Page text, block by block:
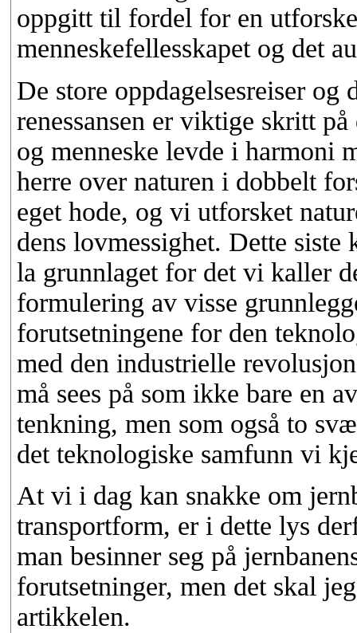
oppgitt til fordel for en
menneskefellesskapet og det
De store oppdagelsesreiser
renessansen er viktige skritt
og menneske levde i harmoni
herre over naturen i dobbelt
eget hode, og vi utforsket
dens lovmessighet. Dette
la grunnlaget for det vi kaller
formulering av visse
forutsetningene for den
med den industrielle
må sees på som ikke bare en
tenkning, men som også to
det teknologiske samfunn vi
At vi i dag kan snakke om
transportform, er i dette lys
man besinner seg på
forutsetninger, men det skal
artikkelen.